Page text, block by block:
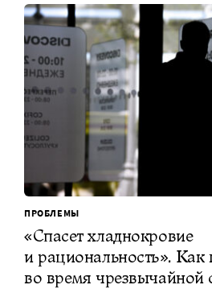
ПРОБЛЕМЫ
«Спасет хладнокровие
и рациональность».
во время чрезвычайной